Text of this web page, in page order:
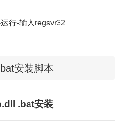
行-输入regsvr32
安装脚本
.bat安装